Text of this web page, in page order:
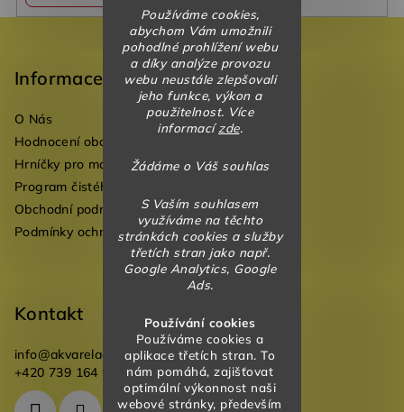
Používáme cookies,
abychom Vám umožnili
pohodlné prohlížení webu
a díky analýze provozu
webu neustále zlepšovali
jeho funkce, výkon a
použitelnost. Více
informacízde.
Žádáme o Váš souhlas
S Vaším souhlasem
využíváme na těchto
stránkách cookies a služby
třetích stran jako např.
Google Analytics, Google
Ads.
Používání cookies
Používáme cookies a
aplikace třetích stran. To
nám pomáhá, zajišťovat
optimální výkonnost naši
webové stránky, především
Informace
O Nás
Hodnocení obchodu
Hrníčky pro mateřské školky
Program čistého vzduchu pro mateřské školy
Obchodní podmínky
Podmínky ochrany osobních údajů
Kontakt
info@akvareladesign.cz
+420 739 164 946